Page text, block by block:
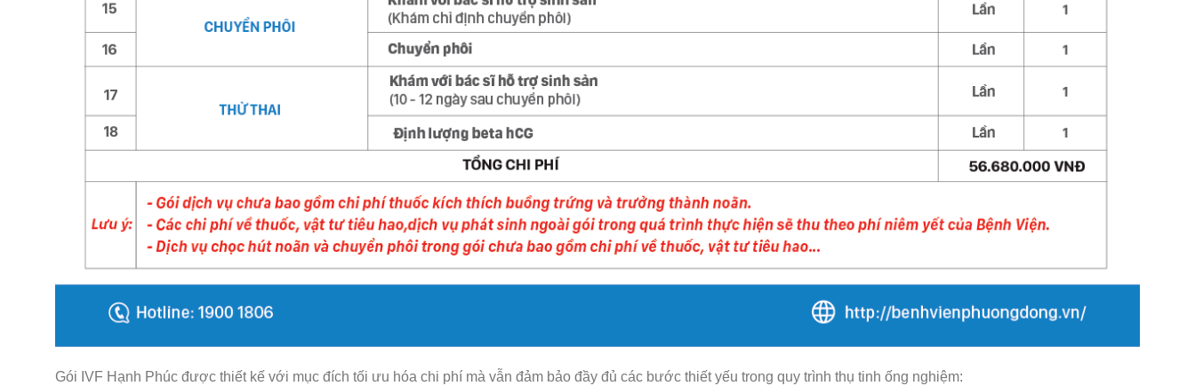
Gói IVF Hạnh Phúc được thiết kế với mục đích tối ưu hóa chi phí mà vẫn đảm bảo đầy đủ các bước thiết yếu trong quy trình thụ tinh ống nghiệm: